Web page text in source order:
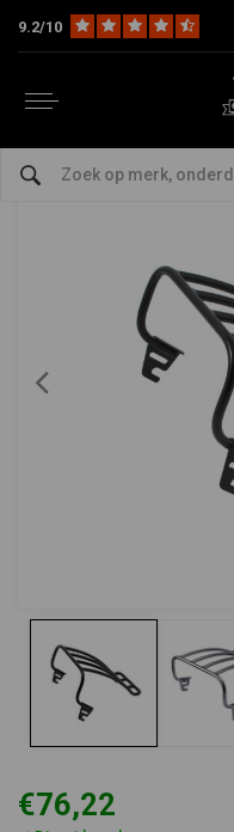
9.2/10
HD Seats, Sissy
Bagagerek - Solo
€76,22